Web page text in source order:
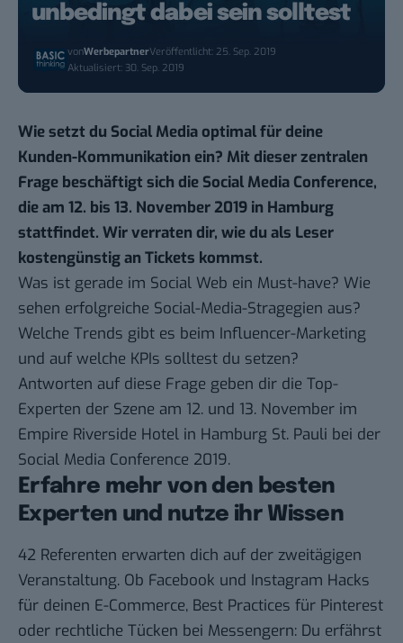
unbedingt dabei sein solltest
vonWerbepartnerVeröffentlicht: 25. Sep. 2019
Aktualisiert: 30. Sep. 2019
Wie setzt du Social Media optimal für deine
Kunden-Kommunikation ein? Mit dieser zentralen
Frage beschäftigt sich die Social Media Conference,
die am 12. bis 13. November 2019 in Hamburg
stattfindet. Wir verraten dir, wie du als Leser
kostengünstig an Tickets kommst.
Was ist gerade im Social Web ein Must-have? Wie
sehen erfolgreiche Social-Media-Stragegien aus?
Welche Trends gibt es beim Influencer-Marketing
und auf welche KPIs solltest du setzen?
Antworten auf diese Frage geben dir die Top-
Experten der Szene am 12. und 13. November im
Empire Riverside Hotel in Hamburg St. Pauli bei der
Social Media Conference 2019.
Erfahre mehr von den besten
Experten und nutze ihr Wissen
42 Referenten erwarten dich auf der zweitägigen
Veranstaltung. Ob Facebook und Instagram Hacks
für deinen E-Commerce, Best Practices für Pinterest
oder rechtliche Tücken bei Messengern: Du erfährst